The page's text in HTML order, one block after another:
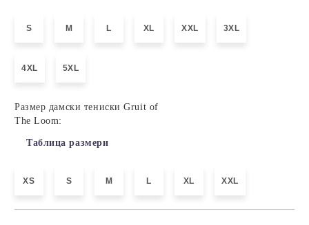
S M L XL XXL 3XL
4XL 5XL
Размер дамски тениски Gruit of
The Loom:
Таблица размери
XS S M L XL XXL